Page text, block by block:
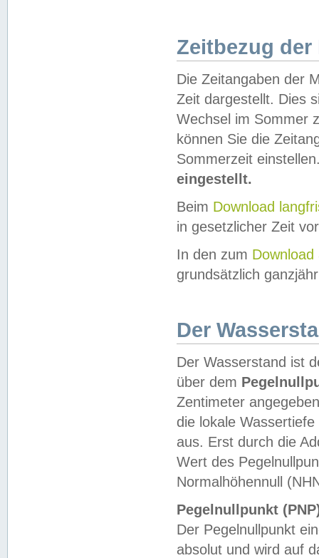
Zeitbezug der
Die Zeitangaben der
Zeit dargestellt. Dies
Wechsel im Sommer
können Sie die
Sommerzeit
eingestellt.
Beim Download
in gesetzlicher Zeit
In den zum Download
grundsätzlich
Der
Der Wasserstand ist
über dem
Zentimeter
die lokale
aus. Erst durch die
Wert des
Normalhöhennull
Pegelnullpunkt
Der Pegelnullpunkt
absolut und wird auf